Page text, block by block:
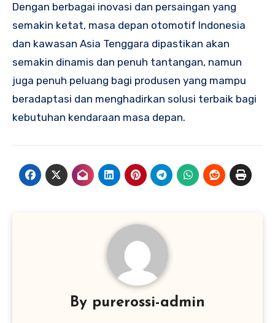
Dengan berbagai inovasi dan persaingan yang
semakin ketat, masa depan otomotif Indonesia
dan kawasan Asia Tenggara dipastikan akan
semakin dinamis dan penuh tantangan, namun
juga penuh peluang bagi produsen yang mampu
beradaptasi dan menghadirkan solusi terbaik bagi
kebutuhan kendaraan masa depan.
By purerossi-admin